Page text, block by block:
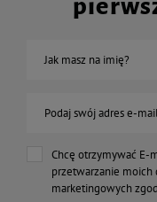
Jak masz na imię?
Podaj swój adres e-
Chcę otrzymywać E-
przetwarzanie
marketingowych